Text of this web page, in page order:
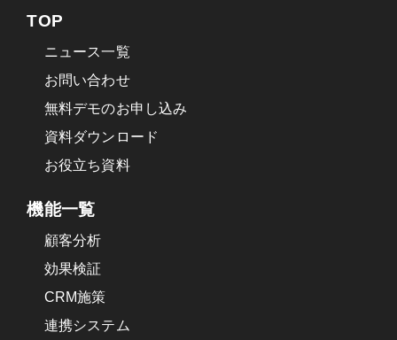
TOP
ニュース一覧
お問い合わせ
無料デモのお申し込み
資料ダウンロード
お役立ち資料
機能一覧
顧客分析
効果検証
CRM施策
連携システム